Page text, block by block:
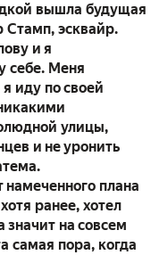
вышла будущая
Стамп, эсквайр.
и я
себе. Меня
иду по своей
улицы,
и не уронить
намеченного плана
ранее, хотел
значит на совсем
самая пора, когда